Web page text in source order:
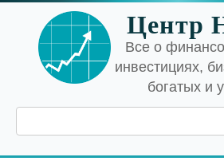
Перейти
контенту
Центр
Все о
инвестициях,
богатых и
Поиск: